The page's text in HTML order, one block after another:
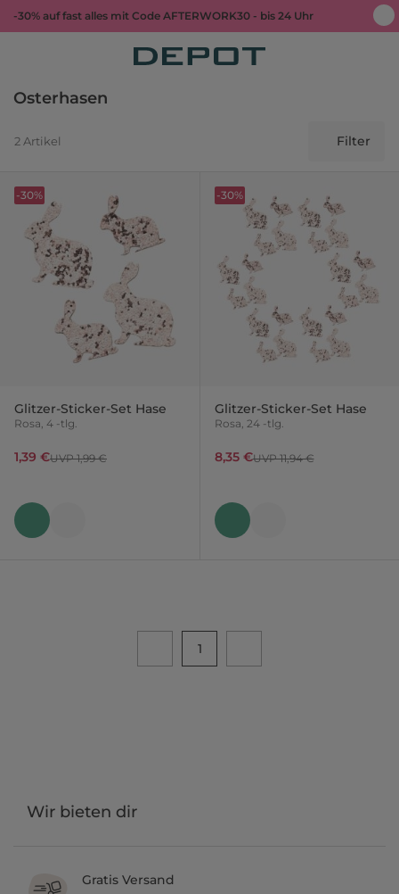
-30% auf fast alles mit Code AFTERWORK30 - bis 24 Uhr
Osterhasen
2 Artikel Filter
Glitzer-Sticker-Set Hase
Rosa, 4 -tlg.
1,39 €UVP 1,99 €
-30%
Glitzer-Sticker-Set Hase
Rosa, 24 -tlg.
8,35 €UVP 11,94 €
-30%
1
Wir bieten dir
Gratis Versand